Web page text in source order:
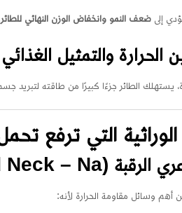
إلى ضعف النمو وانخفاض الوزن النهائي للطائر
الحرارة والتمثيل الغذائي
يستهلك الطائر جزءًا كبيرًا من طاقته لتبريد
التي ترفع
أهم وسائل مقاومة الحرارة لأنه: